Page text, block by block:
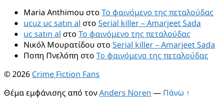
Maria Anthimou στο Το φαινόμενο της πεταλούδας
ucuz uc satın al στο Serial killer – Amarjeet Sada
uc satın al στο Το φαινόμενο της πεταλούδας
Νικόλ Μουρατίδου στο Serial killer – Amarjeet Sada
Ποπη Πνελόπη στο Το φαινόμενο της πεταλούδας
© 2026 Crime Fiction Fans
Θέμα εμφάνισης από τονAnders Noren — Πάνω ↑